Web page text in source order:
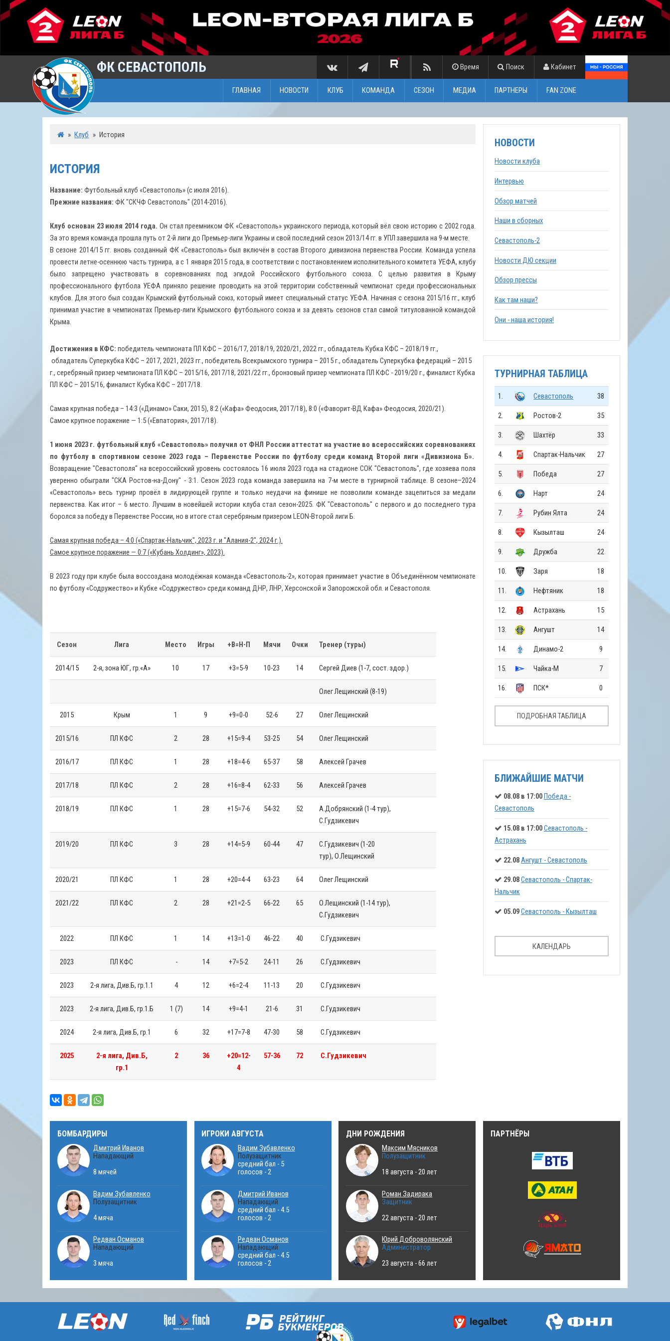
ФК СЕВАСТОПОЛЬ Время Поиск Кабинет
ГЛАВНАЯ НОВОСТИ КЛУБ КОМАНДА СЕЗОН МЕДИА ПАРТНЕРЫ FAN ZONE
» Клуб » История
ИСТОРИЯ
Название: Футбольный клуб «Севастополь» (с июля 2016).
Прежние названия: ФК "СКЧФ Севастополь" (2014-2016).
Клуб основан 23 июля 2014 года. Он стал преемником ФК «Севастополь» украинского периода, который вёл свою историю с 2002 года.
За это время команда прошла путь от 2-й лиги до Премьер-лиги Украины и свой последний сезон 2013/14 гг. в УПЛ завершила на 9-м месте.
В сезоне 2014/15 гг. вновь созданный ФК «Севастополь» был включён в состав Второго дивизиона первенства России. Команда успела
провести летне-осеннюю часть турнира, а с 1 января 2015 года, в соответствии с постановлением исполнительного комитета УЕФА, клубу
было запрещено участвовать в соревнованиях под эгидой Российского футбольного союза. С целью развития в Крыму
профессионального футбола УЕФА приняло решение проводить на этой территории собственный чемпионат среди профессиональных
клубов. Для этого был создан Крымский футбольный союз, который имеет специальный статус УЕФА. Начиная с сезона 2015/16 гг., клуб
принимал участие в чемпионатах Премьер-лиги Крымского футбольного союза и за девять сезонов стал самой титулованной командой
Крыма.
Достижения в КФС: победитель чемпионата ПЛ КФС – 2016/17, 2018/19, 2020/21, 2022 гг., обладатель Кубка КФС – 2018/19 гг.,
обладатель Суперкубка КФС – 2017, 2021, 2023 гг., победитель Всекрымского турнира – 2015 г., обладатель Суперкубка федераций – 2015
г., серебряный призер чемпионата ПЛ КФС – 2015/16, 2017/18, 2021/22 гг., бронзовый призер чемпионата ПЛ КФС - 2019/20 г., финалист Кубка
ПЛ КФС – 2015/16, финалист Кубка КФС – 2017/18.
Самая крупная победа – 14:3 («Динамо» Саки, 2015), 8:2 («Кафа» Феодосия, 2017/18), 8:0 («Фаворит-ВД Кафа» Феодосия, 2020/21).
Самое крупное поражение — 1:5 («Евпатория», 2017/18).
1 июня 2023 г. футбольный клуб «Севастополь» получил от ФНЛ России аттестат на участие во всероссийских соревнованиях
по футболу в спортивном сезоне 2023 года – Первенстве России по футболу среди команд Второй лиги «Дивизиона Б».
Возвращение "Севастополя" на всероссийский уровень состоялось 16 июля 2023 года на стадионе СОК "Севастополь", где хозяева поля
уверенно обыграли "СКА Ростов-на-Дону" - 3:1. Сезон 2023 года команда завершила на 7-м месте в турнирной таблице. В сезоне–2024
«Севастополь» весь турнир провёл в лидирующей группе и только неудачи на финише не позволили команде зацепиться за медали
первенства. Как итог – 6 место. Лучшим в новейшей истории клуба стал сезон-2025. ФК "Севастополь" с первого и до последнего тура
боролся за победу в Первенстве России, но в итоге стал серебряным призером LEON-Второй лиги Б.
Самая крупная победа – 4:0 («Спартак-Нальчик", 2023 г. и "Алания-2", 2024 г.).
Самое крупное поражение — 0:7 («Кубань Холдинг», 2023).
В 2023 году при клубе была воссоздана молодёжная команда «Севастополь-2», которая принимает участие в Объединённом чемпионате
по футболу «Содружество» и Кубке «Содружество» среди команд ДНР, ЛНР, Херсонской и Запорожской обл. и Севастополя.
Сезон Лига Место Игры +В=Н-П Мячи Очки Тренер (туры)
2014/15 2-я, зона ЮГ, гр.«А» 10 17 +3=5-9 10-23 14 Сергей Диев (1-7, сост. здор.)
Олег Лещинский (8-19)
2015 Крым 1 9 +9=0-0 52-6 27 Олег Лещинский
2015/16 ПЛ КФС 2 28 +15=9-4 53-25 54 Олег Лещинский
2016/17 ПЛ КФС 1 28 +18=4-6 65-37 58 Алексей Грачев
2017/18 ПЛ КФС 2 28 +16=8-4 62-33 56 Алексей Грачев
2018/19 ПЛ КФС 1 28 +15=7-6 54-32 52
А.Добрянский (1-4 тур),
С.Гудзикевич
2019/20 ПЛ КФС 3 28 +14=5-9 60-44 47
С.Гудзикевич (1-20
тур), О.Лещинский
2020/21 ПЛ КФС 1 28 +20=4-4 63-23 64 Олег Лещинский
2021/22 ПЛ КФС 2 28 +21=2-5 66-22 65
О.Лещинский (1-14 тур),
С.Гудзикевич
2022 ПЛ КФС 1 14 +13=1-0 46-22 40 С.Гудзикевич
2023 ПЛ КФС - 14 +7=5-2 24-11 26 С.Гудзикевич
2023 2-я лига, Див.Б, гр.1.1 4 12 +6=2-4 11-13 20 С.Гудзикевич
2023 2-я лига, Див.Б, гр.1.Б 1 (7) 14 +9=4-1 21-6 31 С.Гудзикевич
2024 2-я лига, Див.Б, гр.1 6 32 +17=7-8 47-30 58 С.Гудзикевич
2025
2-я лига, Див.Б,
гр.1
2 36
+20=12-
4
57-36 72 С.Гудзикевич
НОВОСТИ
Новости клуба
Интервью
Обзор матчей
Наши в сборных
Севастополь-2
Новости ДЮ секции
Обзор прессы
Как там наши?
Они - наша история!
ТУРНИРНАЯ ТАБЛИЦА
1. Севастополь 38
2. Ростов-2 35
3. Шахтёр 33
4. Спартак-Нальчик 27
5. Победа 27
6. Нарт 24
7. Рубин Ялта 24
8. Кызылташ 24
9. Дружба 22
10. Заря 18
11. Нефтяник 18
12. Астрахань 15
13. Ангушт 14
14. Динамо-2 9
15. Чайка-М 7
16. ПСК* 0
ПОДРОБНАЯ ТАБЛИЦА
БЛИЖАЙШИЕ МАТЧИ
08.08 в 17:00 Победа -
Севастополь
15.08 в 17:00Севастополь -
Астрахань
22.08Ангушт - Севастополь
29.08Севастополь - Спартак-
Нальчик
05.09Севастополь - Кызылташ
КАЛЕНДАРЬ
БОМБАРДИРЫ
Дмитрий Иванов
Нападающий
8 мячей
Вадим Зубавленко
Полузащитник
4 мяча
Редван Османов
Нападающий
3 мяча
ИГРОКИ АВГУСТА
Вадим Зубавленко
Полузащитник
средний бал - 5
голосов - 2
Дмитрий Иванов
Нападающий
средний бал - 4.5
голосов - 2
Редван Османов
Нападающий
средний бал - 4.5
голосов - 2
ДНИ РОЖДЕНИЯ
Максим Мясников
Полузащитник
18 августа - 20 лет
Роман Задирака
Защитник
22 августа - 20 лет
Юрий Доброволянский
Администратор
23 августа - 66 лет
ПАРТНЁРЫ